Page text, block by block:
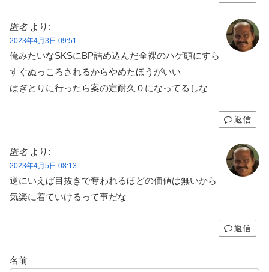
匿名 より:
2023年4月3日 09:51
俺みたいなSKSにBP詰め込んだ全裸のハゲ頭にすら
すぐぬっころされるからやめたほうがいい
はぎとりに行ったら案の定耐久０になってるしな
返信
匿名 より:
2023年4月5日 08:13
逆にいえば目抜きで奪われるほどの価値は無いから
気楽に着ていけるって事だな
返信
名前